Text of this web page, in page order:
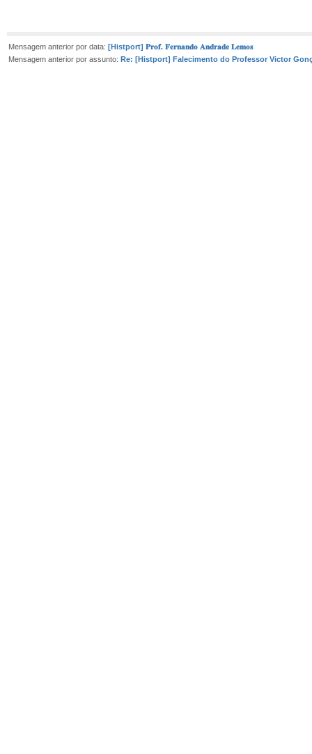
Mensagem anterior por data: [Histport] 𝐏𝐫𝐨𝐟. 𝐅𝐞𝐫𝐧𝐚𝐧𝐝𝐨 𝐀𝐧𝐝𝐫𝐚𝐝𝐞 𝐋𝐞𝐦𝐨𝐬
Mensagem anterior por assunto: Re: [Histport] Falecimento do Professor Victor